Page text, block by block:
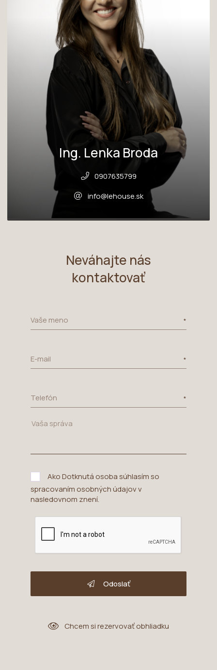
Ing. Lenka Broda
0907635799
info@lehouse.sk
Neváhajte nás
kontaktovať
Vaše meno
E-mail
Telefón
Ako Dotknutá osoba súhlasím so
spracovaním osobných údajov v
nasledovnom znení.
Odoslať
Chcem si rezervovať obhliadku